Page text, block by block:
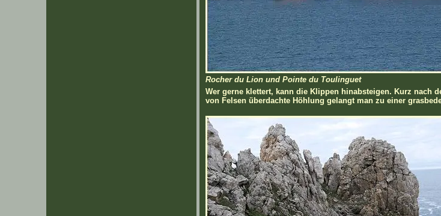
Rocher du Lion und Pointe du Toulinguet
Wer gerne klettert, kann die Klippen hinabsteigen. Kurz nach
von Felsen überdachte Höhlung gelangt man zu einer